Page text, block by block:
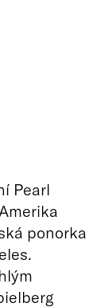
Pearl
ponorka